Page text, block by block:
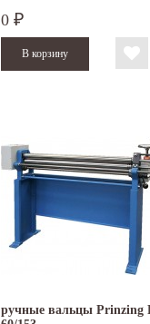
0 ₽
ручные вальцы Prinzing